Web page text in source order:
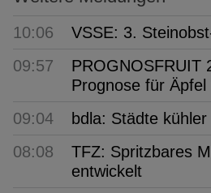
10:06
VSSE: 3.
09:57
PROGNOSFRUIT
Prognose für Äpfel
09:04
bdla: Städte
08:08
TFZ: Spritzbares
entwickelt